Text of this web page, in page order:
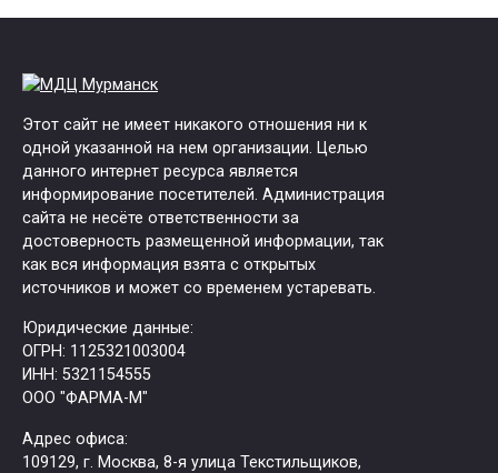
Этот сайт не имеет никакого отношения ни к
одной указанной на нем организации. Целью
данного интернет ресурса является
информирование посетителей. Администрация
сайта не несёте ответственности за
достоверность размещенной информации, так
как вся информация взята с открытых
источников и может со временем устаревать.
Юридические данные:
ОГРН: 1125321003004
ИНН: 5321154555
ООО "ФАРМА-М"
Адрес офиса:
109129, г. Москва, ​8-я улица Текстильщиков,